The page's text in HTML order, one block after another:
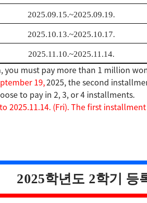
2025.09.15.~2025.09.19.
2025.10.13.~2025.10.17.
2025.11.10.~2025.11.14.
must pay more than 1 million
19,2025, the second
to pay in 2, 3, or 4 installments.
2025.11.14. (Fri). The first
2025학년도 2학기 등